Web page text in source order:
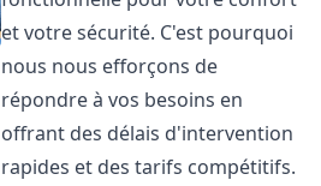
et votre sécurité. C'est pourquoi
nous nous efforçons de
répondre à vos besoins en
offrant des délais d'intervention
rapides et des tarifs compétitifs.